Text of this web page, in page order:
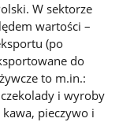
W sektorze
wartości –
(po
do
to m.in.:
i wyroby
pieczywo i